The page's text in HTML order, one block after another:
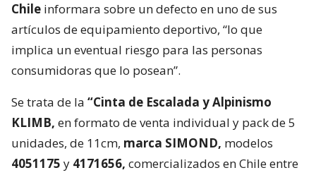
Chile informara sobre un defecto en uno de sus
artículos de equipamiento deportivo, “lo que
implica un eventual riesgo para las personas
consumidoras que lo posean”.
Se trata de la “Cinta de Escalada y Alpinismo
KLIMB, en formato de venta individual y pack de 5
unidades, de 11cm, marca SIMOND, modelos
4051175 y 4171656, comercializados en Chile entre